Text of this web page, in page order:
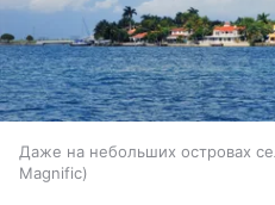
Даже на небольших островах
Magnific